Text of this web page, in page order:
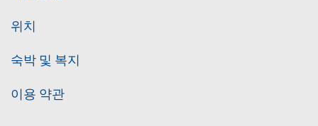
위치
숙박 및 복지
이용 약관